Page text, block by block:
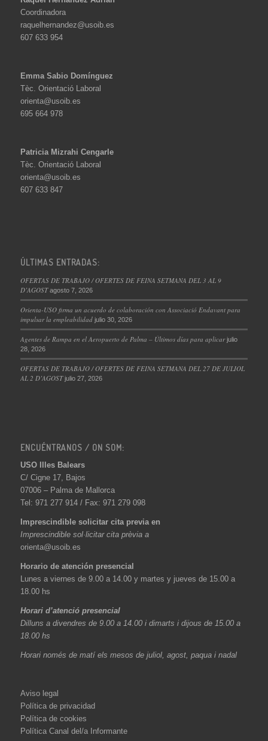
Coordinadora
raquelhernandez@usoib.es
607 633 954
Emma Sabio Domínguez
Tèc. Orientació Laboral
orienta@usoib.es
695 664 978
Patricia Mizrahi Cengarle
Tèc. Orientació Laboral
orienta@usoib.es
607 633 847
ÚLTIMAS ENTRADAS:
OFERTAS DE TRABAJO / OFERTES DE FEINA SETMANA DEL 3 AL 9
D’AGOST agosto 7, 2026
Orienta-USO firma un acuerdo de colaboración con Associació Endavant para
impulsar la empleabilidad julio 30, 2026
Agentes de Rampa en el Aeropuerto de Palma – Últimos días para aplicar julio
28, 2026
OFERTAS DE TRABAJO / OFERTES DE FEINA SETMANA DEL 27 DE JULIOL
AL 2 D’AGOST julio 27, 2026
ENCUÉNTRANOS / ON SOM:
USO Illes Balears
C/ Cigne 17, Bajos
07006 – Palma de Mallorca
Tel: 971 277 914 / Fax: 971 279 098
Imprescindible solicitar cita previa en
Imprescindible sol·licitar cita prèvia a
orienta@usoib.es
Horario de atención presencial
Lunes a viernes de 9.00 a 14.00 y martes y jueves de 15.00 a
18.00 hs
Horari d’atenció presencial
Dilluns a divendres de 9.00 a 14.00 i dimarts i dijous de 15.00 a
18.00 hs
Horari només de matí els mesos de juliol, agost, paqua i nadal
Aviso legal
Política de privacidad
Política de cookies
Política Canal del/a Informante